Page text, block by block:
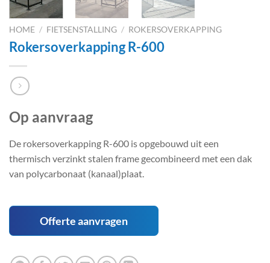
HOME / FIETSENSTALLING / ROKERSOVERKAPPING
Rokersoverkapping R-600
Op aanvraag
De rokersoverkapping R-600 is opgebouwd uit een
thermisch verzinkt stalen frame gecombineerd met een dak
van polycarbonaat (kanaal)plaat.
Offerte aanvragen